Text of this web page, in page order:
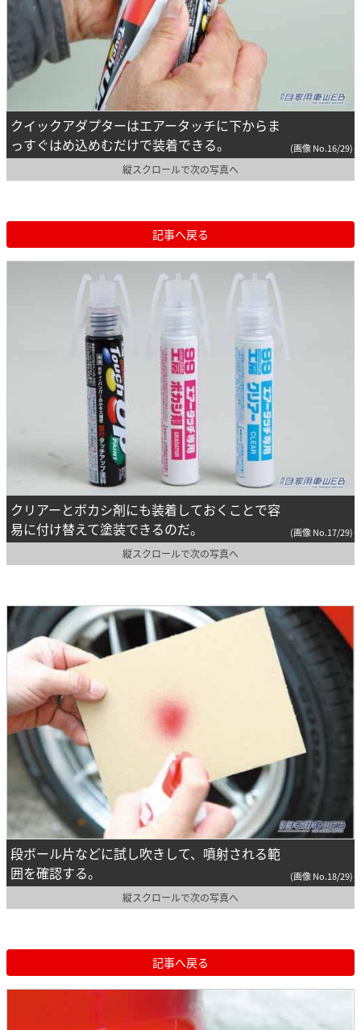
クイックアダプターはエアータッチに下からま
っすぐはめ込めむだけで装着できる。
(画像 No.16/29)
縦スクロールで次の写真へ
記事へ戻る
クリアーとボカシ剤にも装着しておくことで容
易に付け替えて塗装できるのだ。
(画像 No.17/29)
縦スクロールで次の写真へ
段ボール片などに試し吹きして、噴射される範
囲を確認する。
(画像 No.18/29)
縦スクロールで次の写真へ
記事へ戻る